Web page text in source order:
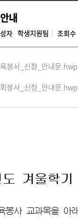
내
자 학생지원팀 조회수
봉사_신청_안내문.hwp
봉사_신청_안내문.hwp